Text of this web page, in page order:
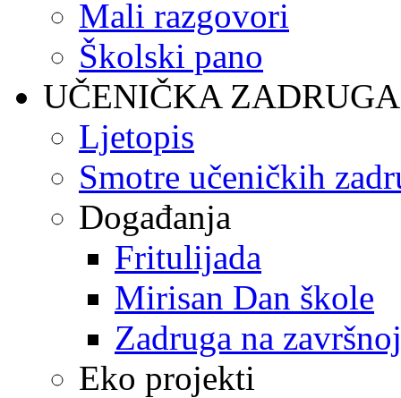
Mali razgovori
Školski pano
UČENIČKA ZADRUGA
Ljetopis
Smotre učeničkih
Događanja
Fritulijada
Mirisan Dan škole
Zadruga na
Eko projekti